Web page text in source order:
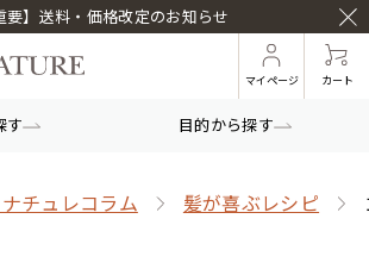
要】送料・価格改定のお知らせ
マイページ カート
す 目的から探す
チュレコラム 髪が喜ぶレシピ